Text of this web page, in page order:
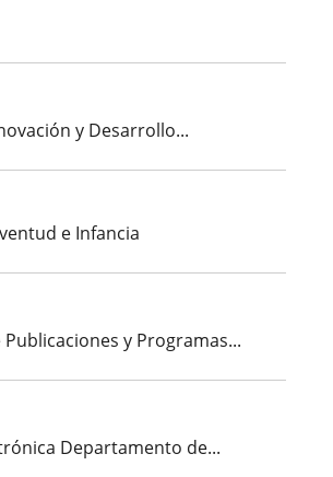
y Desarrollo...
e Infancia
y Programas...
Departamento de...